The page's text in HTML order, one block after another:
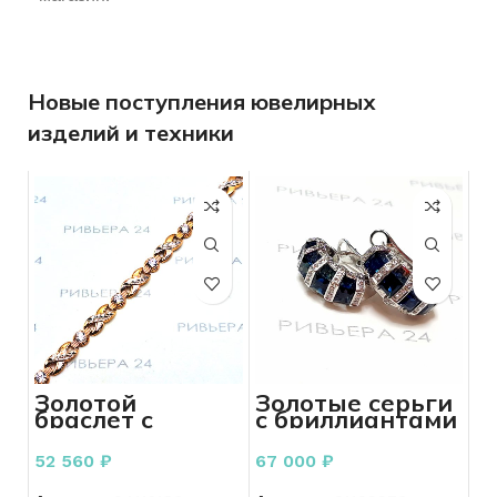
Новые поступления ювелирных
изделий и техники
Золотой
браслет с
фианитами 585
проба 6.57
грамм 19 см
52 560 ₽
Золотые серьги
с бриллиантами
585 пробы 7.94
грамм
67 000 ₽